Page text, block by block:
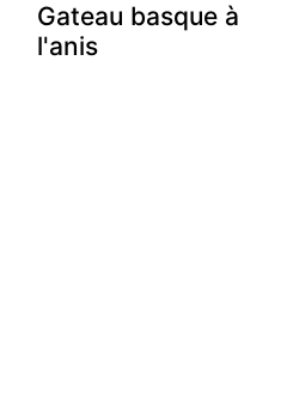
Gateau basque à
l'anis